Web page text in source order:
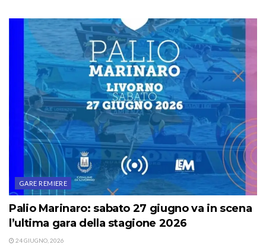
GARE REMIERE
Palio Marinaro: sabato 27 giugno va in scena
l’ultima gara della stagione 2026
24 GIUGNO, 2026